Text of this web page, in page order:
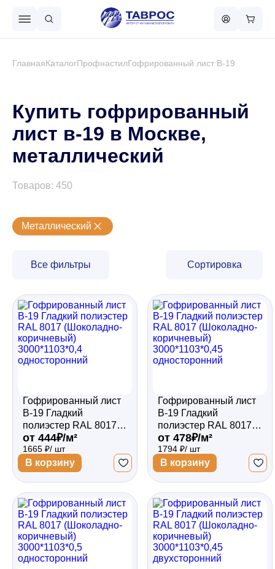
Металлочерепица
Чёрный металлопрокат
Сваи винтовые
Забор
Кровля
Профили для гипсокартона
Другие товары
ГлавнаяКаталогПрофнастилГофрированный лист В-19
Купить гофрированный
лист в-19 в Москве,
металлический
Товаров: 450
Металлический
Все фильтры Сортировка
Гофрированный лист
В-19 Гладкий
полиэстер RAL 8017
(Шоколадно-
коричневый)
3000*1103*0,4
односторонний
от 444₽/м²
1665 ₽/ шт
В корзину
Гофрированный лист
В-19 Гладкий
полиэстер RAL 8017
(Шоколадно-
коричневый)
3000*1103*0,45
односторонний
от 478₽/м²
1794 ₽/ шт
В корзину